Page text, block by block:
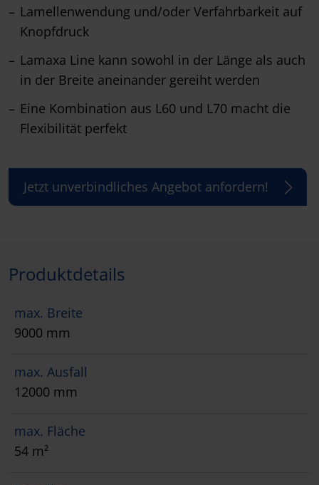
Lamellenwendung und/oder Verfahrbarkeit auf
Knopfdruck
Lamaxa Line kann sowohl in der Länge als auch
in der Breite aneinander gereiht werden
Eine Kombination aus L60 und L70 macht die
Flexibilität perfekt
Jetzt unverbindliches Angebot anfordern!
Produktdetails
max. Breite
9000 mm
max. Ausfall
12000 mm
max. Fläche
54 m²